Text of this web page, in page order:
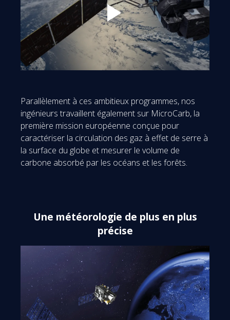
Reprendre
Parallèlement à ces ambitieux programmes, nos
ingénieurs travaillent également sur MicroCarb, la
première mission européenne conçue pour
caractériser la circulation des gaz à effet de serre à
la surface du globe et mesurer le volume de
carbone absorbé par les océans et les forêts.
Une météorologie de plus en plus
précise